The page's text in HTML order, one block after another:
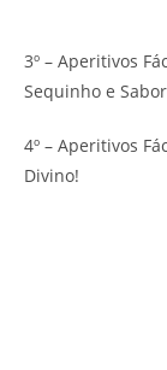
3º – Aperitivos
Sequinho e
4º – Aperitivos
Divino!